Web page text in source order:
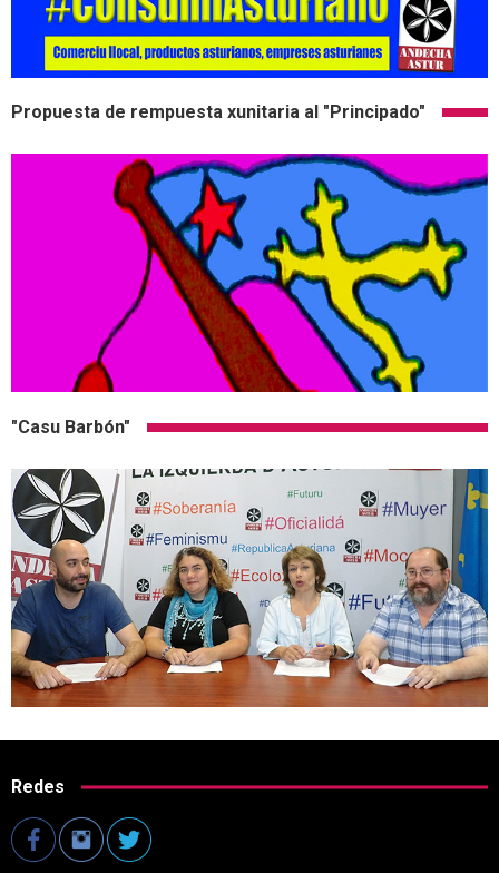
Propuesta de rempuesta xunitaria al "Principado"
"Casu Barbón"
Redes